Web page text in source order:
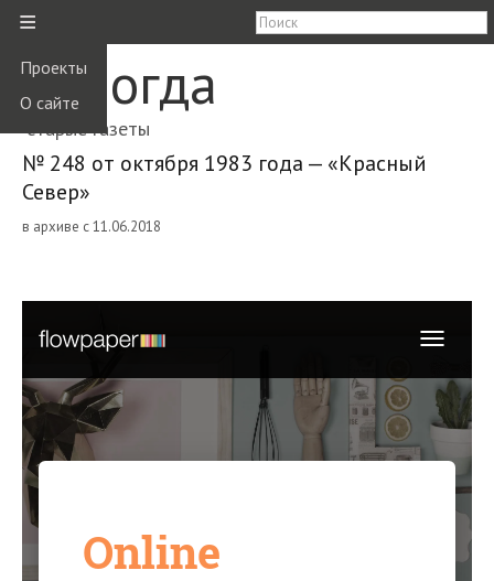
≡
Проекты
О сайте
Вологда
старые газеты
№ 248 от октября 1983 года — «Красный
Север»
в архиве с 11.06.2018